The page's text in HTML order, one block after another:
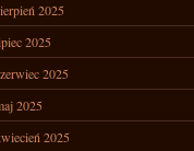
2025
2025
2025
2025
2025